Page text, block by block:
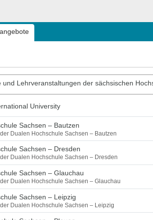
und Lehrveranstaltungen der sächsischen
University
Sachsen – Bautzen
der Dualen Hochschule Sachsen – Bautzen
Sachsen – Dresden
Dualen Hochschule Sachsen – Dresden
Sachsen – Glauchau
der Dualen Hochschule Sachsen – Glauchau
Sachsen – Leipzig
der Dualen Hochschule Sachsen – Leipzig